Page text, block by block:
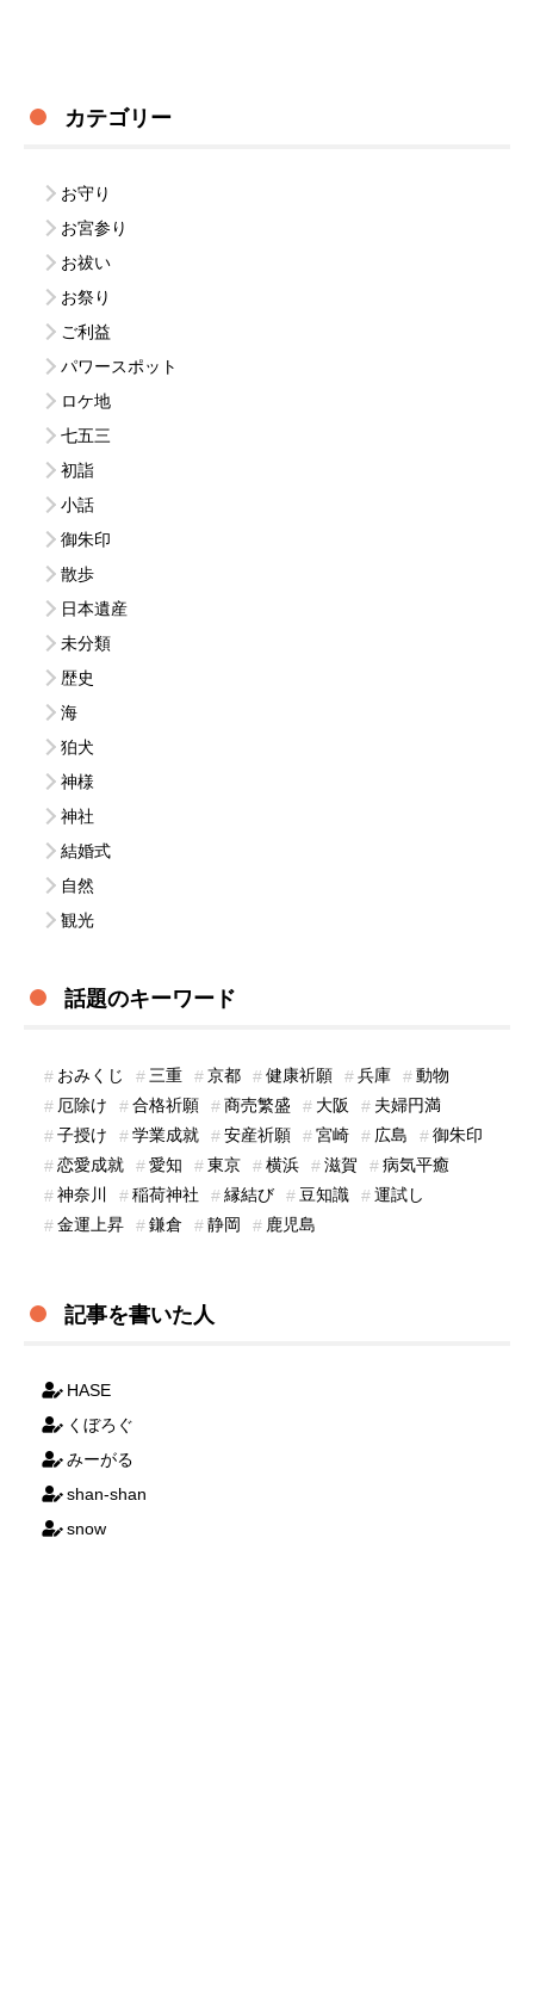
カテゴリー
お守り
お宮参り
お祓い
お祭り
ご利益
パワースポット
ロケ地
七五三
初詣
小話
御朱印
散歩
日本遺産
未分類
歴史
海
狛犬
神様
神社
結婚式
自然
観光
話題のキーワード
おみくじ 三重 京都 健康祈願 兵庫
動物
厄除け
合格祈願 商売繁盛 大阪
夫婦円満
子授け
学業成就 安産祈願 宮崎 広島
御朱印
恋愛成就
愛知 東京 横浜 滋賀
病気平癒
神奈川
稲荷神社 縁結び 豆知識
運試し
金運上昇
鎌倉 静岡 鹿児島
記事を書いた人
HASE
くぼろぐ
みーがる
shan-shan
snow